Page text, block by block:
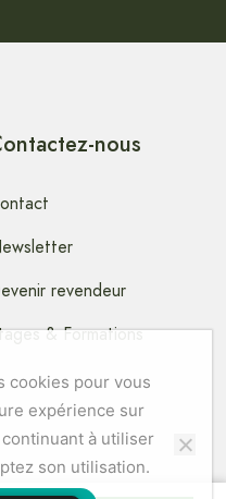
nous
revendeur
& Formations
cookies pour vous
expérience sur
à utiliser
son utilisation.